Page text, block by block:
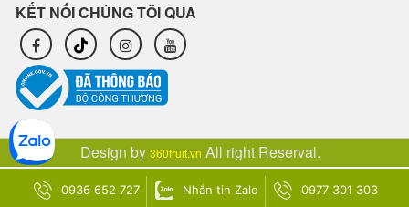
KẾT NỐI CHÚNG TÔI QUA
Design by 360fruit.vn All right Reserval.
0936 652 727 Nhắn tin Zalo 0977 301 303